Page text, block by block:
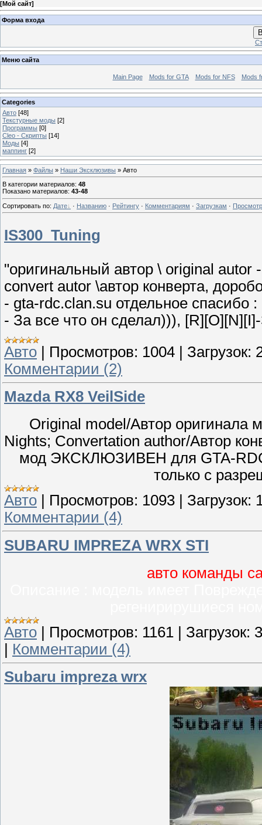
[Мой сайт]
Форма входа
Меню сайта
Main Page Mods for GTA Mods for NFS Mods
Categories
Авто [48]
Текстурные моды [2]
Программы [0]
Сleo - Скрипты [14]
Моды [4]
маппинг [2]
Главная » Файлы » Наши Эксклюзивы » Авто
В категории материалов: 48
Показано материалов: 43-48
Сортировать по: Дате · Названию · Рейтингу · Комментариям · Загрузкам ·
IS300_Tuning
"оригинальный автор \ original autor
convert autor \автор конверта,
- gta-rdc.clan.su отдельное спасибо
- За все что он сделал))),
Авто | Просмотров: 1004 | Загрузок:
Комментарии (2)
Mazda RX8 VeilSide
Original model/Автор оригинала
Nights; Convertation author/Автор
мод ЭКСКЛЮЗИВЕН для GTA-
только с
Авто
Просмотров: 1093 Загрузок:
Комментарии (4)
SUBARU IMPREZA WRX STI
авто команды
Авто | Просмотров: 1161 | Загрузок:
| Комментарии (4)
Subaru impreza wrx